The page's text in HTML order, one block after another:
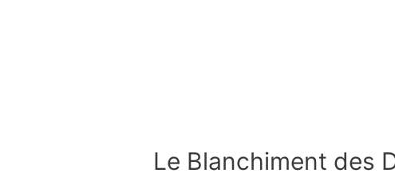
Le Blanchiment des